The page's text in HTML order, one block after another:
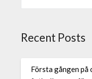
Recent Posts
Första gången på